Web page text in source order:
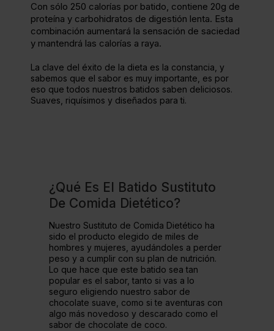
Con sólo 250 calorías por batido, contiene 20g de
proteína y carbohidratos de digestión lenta. Esta
combinación aumentará la sensación de saciedad
y mantendrá las calorías a raya.
La clave del éxito de la dieta es la constancia, y
sabemos que el sabor es muy importante, es por
eso que todos nuestros batidos saben deliciosos.
Suaves, riquísimos y diseñados para ti.
¿Qué Es El Batido Sustituto
De Comida Dietético?
Nuestro Sustituto de Comida Dietético ha
sido el producto elegido de miles de
hombres y mujeres, ayudándoles a perder
peso y a cumplir con su plan de nutrición.
Lo que hace que este batido sea tan
popular es el sabor, tanto si vas a lo
seguro eligiendo nuestro sabor de
chocolate suave, como si te aventuras con
algo más novedoso y descarado como el
sabor de chocolate de coco.